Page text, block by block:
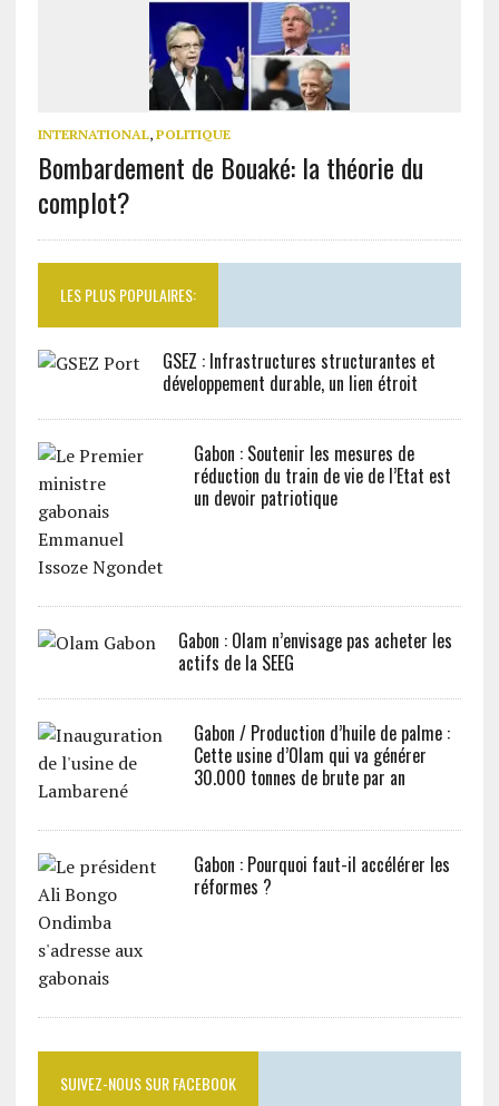
INTERNATIONAL, POLITIQUE
Bombardement de Bouaké: la théorie du
complot?
LES PLUS POPULAIRES:
GSEZ : Infrastructures structurantes et
développement durable, un lien étroit
Gabon : Soutenir les mesures de
réduction du train de vie de l’Etat est
un devoir patriotique
Gabon : Olam n’envisage pas acheter les
actifs de la SEEG
Gabon / Production d’huile de palme :
Cette usine d’Olam qui va générer
30.000 tonnes de brute par an
Gabon : Pourquoi faut-il accélérer les
réformes ?
SUIVEZ-NOUS SUR FACEBOOK